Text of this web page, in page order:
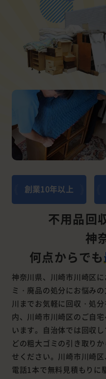
創業10年以上
不用品回
神
何点からでも
神奈川県、川崎市川崎区
ミ・廃品の処分にお悩み
川までお気軽に回収・処
内、川崎市川崎区のご自
います。自治体では回収
どの粗大ゴミの引き取り
せください。川崎市川崎
電話1本で無料見積もりに